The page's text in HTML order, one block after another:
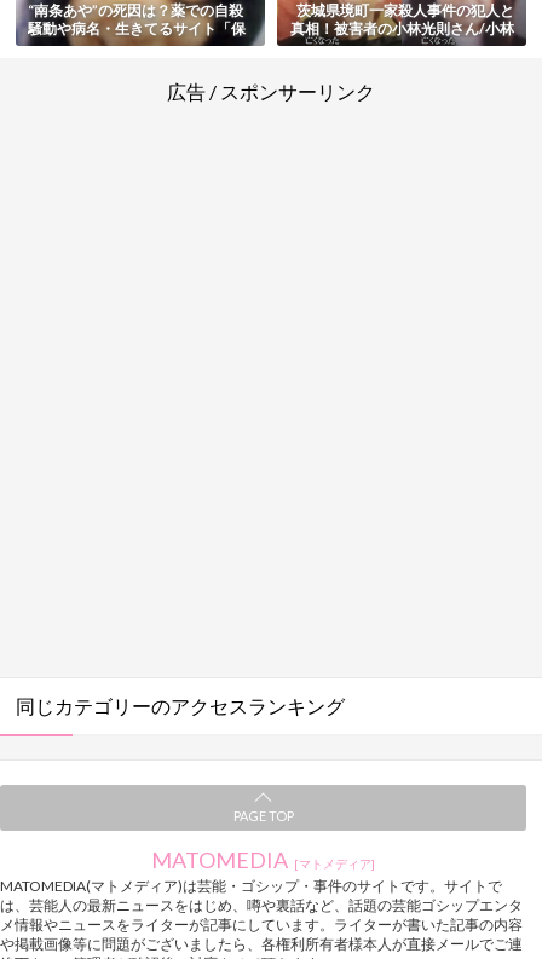
“南条あや”の死因は？薬での自殺
騒動や病名・生きてるサイト「保
護室」など総まとめ
茨城県境町一家殺人事件の犯人と
真相！被害者の小林光則さん/小林
美和さん夫婦・生き残りの長女の
広告 / スポンサーリンク
同じカテゴリーのアクセスランキング
PAGE TOP
MATOMEDIA [マトメディア]
MATOMEDIA(マトメディア)は芸能・ゴシップ・事件のサイトです。サイトで
は、芸能人の最新ニュースをはじめ、噂や裏話など、話題の芸能ゴシップエンタ
メ情報やニュースをライターが記事にしています。ライターが書いた記事の内容
や掲載画像等に問題がございましたら、各権利所有者様本人が直接メールでご連